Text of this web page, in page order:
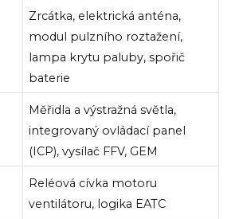
Zrcátka, elektrická anténa,
modul pulzního roztažení,
lampa krytu paluby, spořič
baterie
Měřidla a výstražná světla,
integrovaný ovládací panel
(ICP), vysílač FFV, GEM
Reléová cívka motoru
ventilátoru, logika EATC